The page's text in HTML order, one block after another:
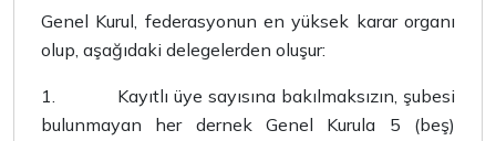
Genel Kurul, federasyonun en yüksek karar organı
olup, aşağıdaki delegelerden oluşur:
1.
Kayıtlı üye sayısına bakılmaksızın, şubesi
bulunmayan her dernek Genel Kurula 5 (beş)